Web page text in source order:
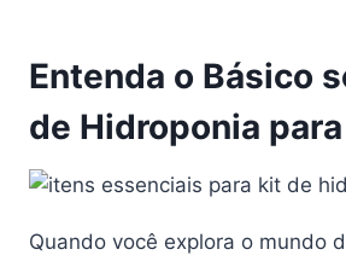
Entenda o Básico
de Hidroponia
Quando você explora o mundo